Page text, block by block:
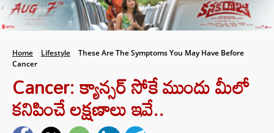
Home Lifestyle
These Are The Symptoms You May Have Before
Cancer
Cancer: క్యాన్సర్ సోకే ముందు మీలో
కనిపించే లక్షణాలు ఇవే..